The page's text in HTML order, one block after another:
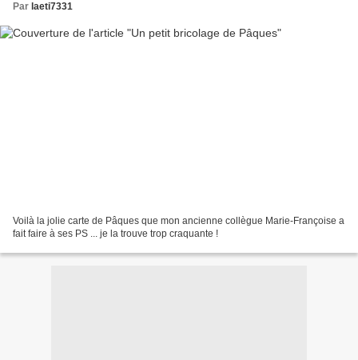
Par laeti7331
Voilà la jolie carte de Pâques que mon ancienne collègue Marie-Françoise a
fait faire à ses PS ... je la trouve trop craquante !